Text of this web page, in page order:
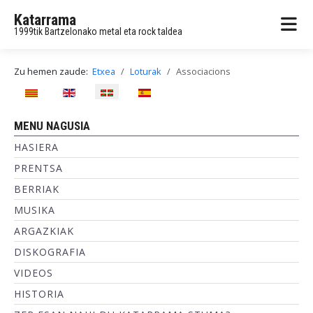
Katarrama
1999tik Bartzelonako metal eta rock taldea
Zu hemen zaude: Etxea Loturak Associacions
Hautatu hizkuntza
MENU NAGUSIA
HASIERA
PRENTSA
BERRIAK
MUSIKA
ARGAZKIAK
DISKOGRAFIA
VIDEOS
HISTORIA